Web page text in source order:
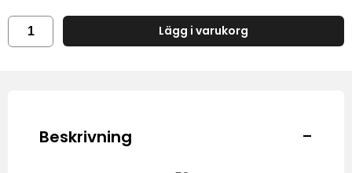
Lägg i varukorg
Beskrivning -